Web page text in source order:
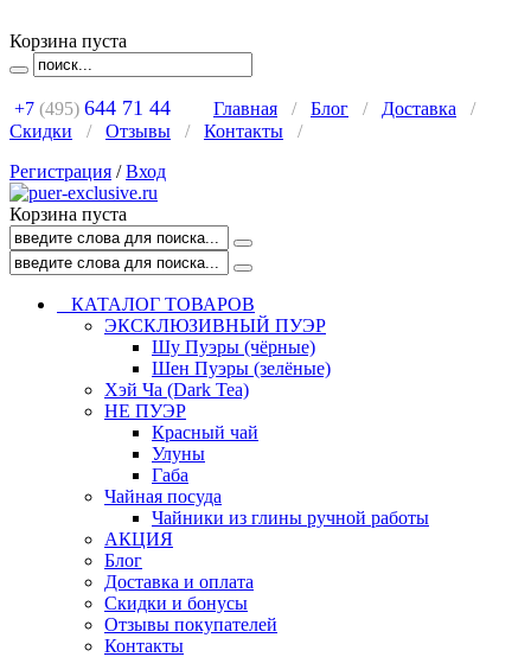
Корзина пуста
+7 (495) 644 71 44 Главная / Блог / Доставка
/
Скидки
/ Отзывы / Контакты
/
Регистрация /Вход
Корзина пуста
КАТАЛОГ ТОВАРОВ
ЭКСКЛЮЗИВНЫЙ ПУЭР
Шу Пуэры (чёрные)
Шен Пуэры (зелёные)
Хэй Ча (Dark Tea)
НЕ ПУЭР
Красный чай
Улуны
Габа
Чайная посуда
Чайники из глины ручной работы
АКЦИЯ
Блог
Доставка и оплата
Скидки и бонусы
Отзывы покупателей
Контакты